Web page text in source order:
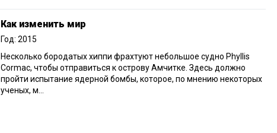
Как изменить мир
Год: 2015
Несколько бородатых хиппи фрахтуют небольшое судно Phyllis
Cormac, чтобы отправиться к острову Амчитке. Здесь должно
пройти испытание ядерной бомбы, которое, по мнению некоторых
ученых, м...